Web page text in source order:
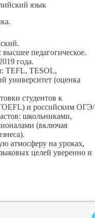
язык
педагогическое.
года.
TEFL, TESOL,
университет (оценка
студентов к
и российским ОГЭ/
школьниками,
(включая
атмосферу на уроках,
целей уверенно и